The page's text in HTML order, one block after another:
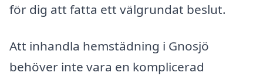
för dig att fatta ett välgrundat beslut.
Att inhandla hemstädning i Gnosjö
behöver inte vara en komplicerad